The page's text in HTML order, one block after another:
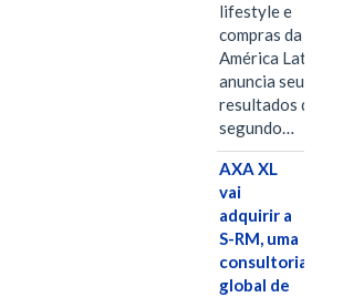
lifestyle e
compras da
América Latina
anuncia seus
resultados do
segundo…
AXA XL
vai
adquirir a
S-RM, uma
consultoria
global de